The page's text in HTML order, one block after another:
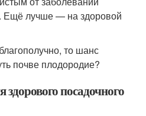
Ещё лучше — на здоровой
то шанс
почве плодородие?
посадочного